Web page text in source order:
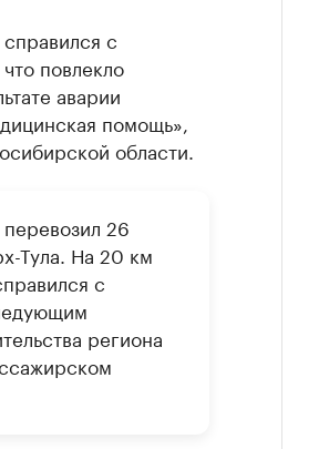
с
повлекло
аварии
помощь»,
области.
26
Тула. На 20 км
с
региона